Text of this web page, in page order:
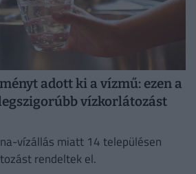
adott ki a vízmű: ezen a
vízkorlátozást
vízállás miatt 14 településen
rendeltek el.